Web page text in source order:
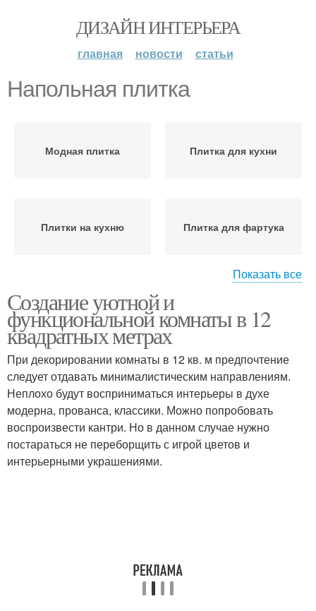
ДИЗАЙН ИНТЕРЬЕРА
главная новости статьи
Напольная плитка
Модная плитка Плитка для кухни
Плитки на кухню Плитка для фартука
Плитка на кухню
Плитка на стенах Плитка в интерьере
Керамическая плитка
Показать все
Создание уютной и
функциональной комнаты в 12
квадратных метрах
При декорировании комнаты в 12 кв. м предпочтение
следует отдавать минималистическим направлениям.
Неплохо будут восприниматься интерьеры в духе
модерна, прованса, классики. Можно попробовать
воспроизвести кантри. Но в данном случае нужно
постараться не переборщить с игрой цветов и
интерьерными украшениями.